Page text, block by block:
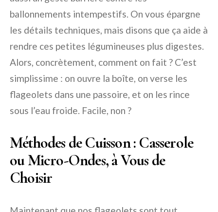
ballonnements intempestifs. On vous épargne
les détails techniques, mais disons que ça aide à
rendre ces petites légumineuses plus digestes.
Alors, concrètement, comment on fait ? C’est
simplissime : on ouvre la boîte, on verse les
flageolets dans une passoire, et on les rince
sous l’eau froide. Facile, non ?
Méthodes de Cuisson : Casserole
ou Micro-Ondes, à Vous de
Choisir